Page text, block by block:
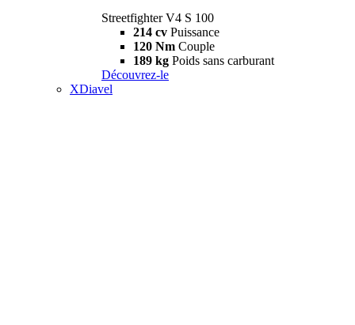
Streetfighter V4 S 100
214 cv Puissance
120 Nm Couple
189 kg Poids sans carburant
Découvrez-le
XDiavel